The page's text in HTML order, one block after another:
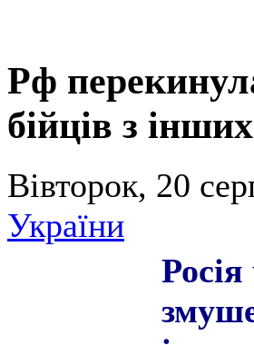
Рф
бійців з
Вівторок, 20
України